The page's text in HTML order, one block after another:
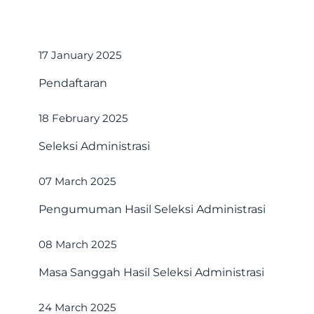
17 January 2025
Pendaftaran
18 February 2025
Seleksi Administrasi
07 March 2025
Pengumuman Hasil Seleksi Administrasi
08 March 2025
Masa Sanggah Hasil Seleksi Administrasi
24 March 2025